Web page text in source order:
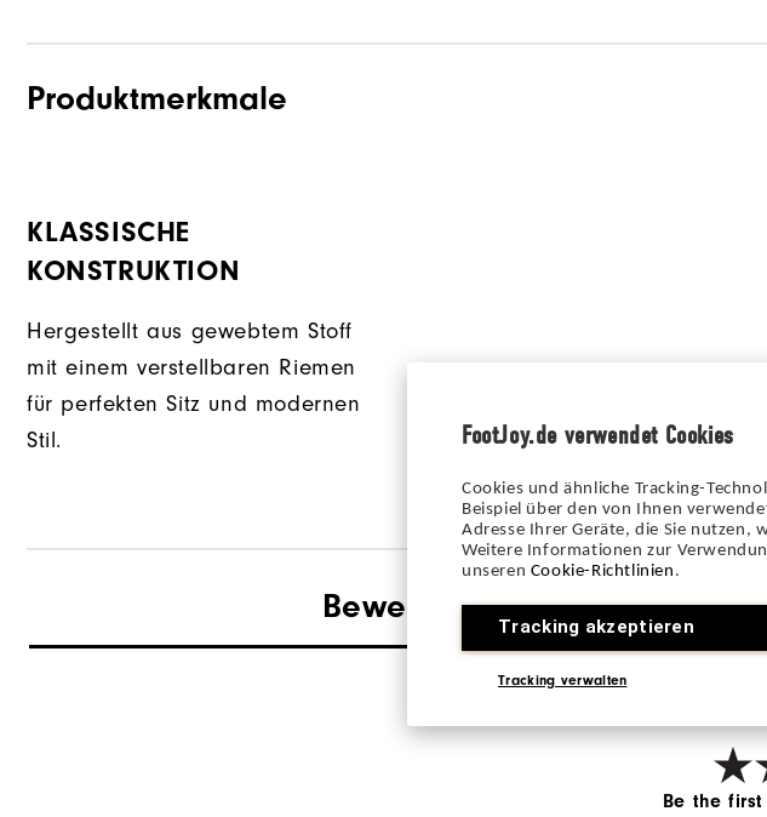
FootJoy.de verwendet Cookies
Cookies und ähnliche Tracking-
Beispiel über den von Ihnen
Adresse Ihrer Geräte, die Sie nutzen,
Weitere Informationen zur
unseren Cookie-Richtlinien .
Tracking akzeptieren
Tracking verwalten
Produktmerkmale
KLASSISCHE
KONSTRUKTION
Hergestellt aus gewebtem Stoff
mit einem verstellbaren Riemen
für perfekten Sitz und modernen
Stil.
Bewertungen
Be the